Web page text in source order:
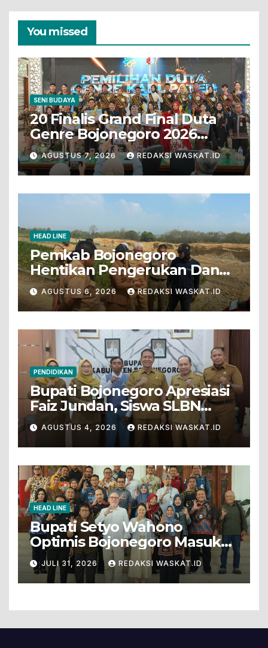
You missed
SENI BUDAYA
20 Finalis Grand Final Duta
Genre Bojonegoro 2026
Tunjukkan Bakat Terbaik
AGUSTUS 7, 2026 REDAKSI WASKAT.ID
HEAD LINE
Pemkab Bojonegoro
Hentikan Pengerukan Dan
Penjualan Tanah Dari Lahan
Pertanian
AGUSTUS 6, 2026 REDAKSI WASKAT.ID
PENDIDIKAN
Bupati Bojonegoro Apresiasi
Faiz Jundan, Siswa SLBN
Gunungsari Baureno Masuk
LKS Diksus Tingkat Nasional
AGUSTUS 4, 2026 REDAKSI WASKAT.ID
HEAD LINE
Bupati Setyo Wahono
Optimis Bojonegoro Masuk
Unesco Global Geopark
JULI 31, 2026 REDAKSI WASKAT.ID